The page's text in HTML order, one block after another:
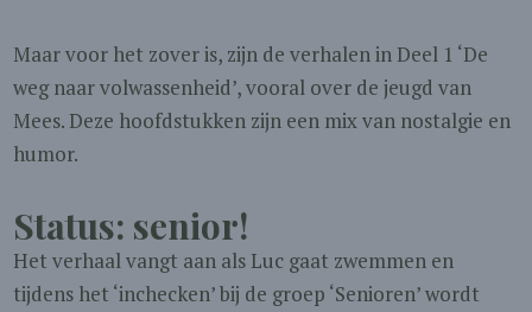
Maar voor het zover is, zijn de verhalen in Deel 1 ‘De
weg naar volwassenheid’, vooral over de jeugd van
Mees. Deze hoofdstukken zijn een mix van nostalgie en
humor.
Status: senior!
Het verhaal vangt aan als Luc gaat zwemmen en
tijdens het ‘inchecken’ bij de groep ‘Senioren’ wordt